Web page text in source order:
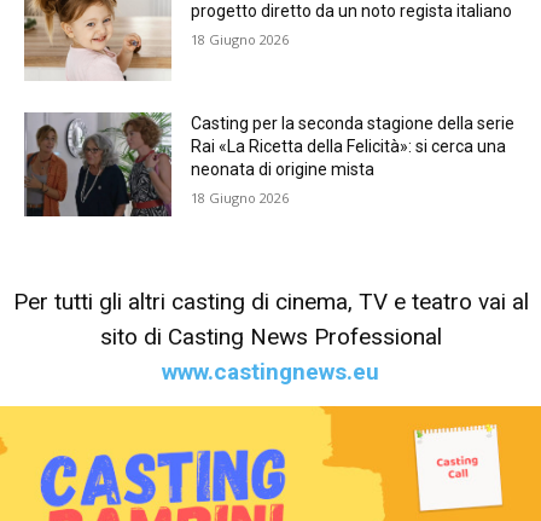
progetto diretto da un noto regista italiano
18 Giugno 2026
Casting per la seconda stagione della serie
Rai «La Ricetta della Felicità»: si cerca una
neonata di origine mista
18 Giugno 2026
Per tutti gli altri casting di cinema, TV e teatro vai al
sito di Casting News Professional
www.castingnews.eu